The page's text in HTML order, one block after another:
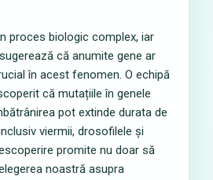
proces biologic complex, iar
că anumite gene ar
în acest fenomen. O echipă
că mutațiile în genele
pot extinde durata de
viermii, drosofilele și
promite nu doar să
noastră asupra